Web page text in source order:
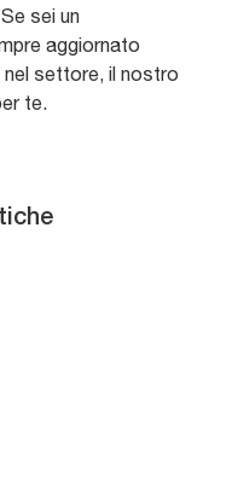
sei un
aggiornato
nel settore, il nostro
te.